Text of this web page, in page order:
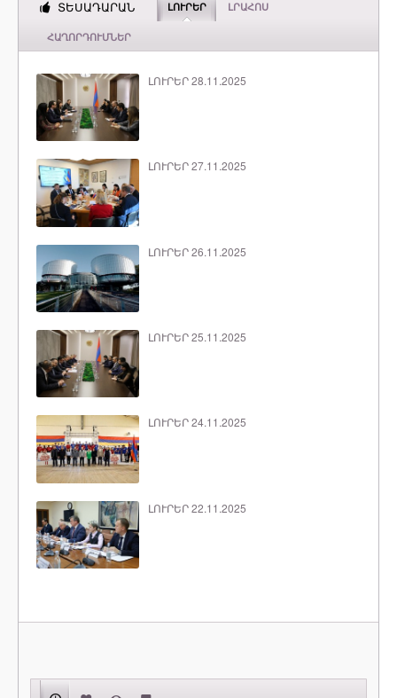
ՏԵՍԱԴԱՐԱՆ ԼՈՒՐԵՐ ԼՐԱՀՈՍ
ՀԱՂՈՐԴՈՒՄՆԵՐ
ԼՈՒՐԵՐ 28.11.2025
ԼՈՒՐԵՐ 27.11.2025
ԼՈՒՐԵՐ 26.11.2025
ԼՈՒՐԵՐ 25.11.2025
ԼՈՒՐԵՐ 24.11.2025
ԼՈՒՐԵՐ 22.11.2025